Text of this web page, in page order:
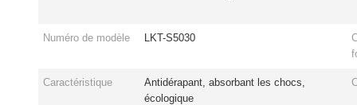
Numéro de modèle LKT-S5030
Caractéristique
Antidérapant, absorbant les chocs,
écologique